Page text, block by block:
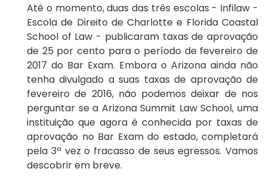
Até o momento, duas das três escolas - Infilaw -
Escola de Direito de Charlotte e Florida Coastal
School of Law - publicaram taxas de aprovação
de 25 por cento para o período de fevereiro de
2017 do Bar Exam. Embora o Arizona ainda não
tenha divulgado a suas taxas de aprovação de
fevereiro de 2016, não podemos deixar de nos
perguntar se a Arizona Summit Law School, uma
instituição que agora é conhecida por taxas de
aprovação no Bar Exam do estado, completará
pela 3ª vez o fracasso de seus egressos. Vamos
descobrir em breve.